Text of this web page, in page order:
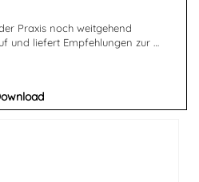
Praxis noch weitgehend
und liefert Empfehlungen zur …